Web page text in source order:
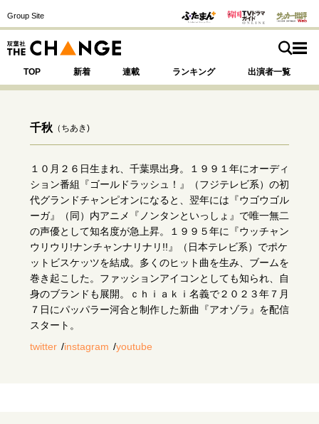
Group Site
TOP 新着 連載 ランキング 出演者一覧
注目の記事テーマで探す
サイトの核・哲学
運命を変えた出会い 決断の裏側
挫折からの再起
未知への挑戦
プロフェッショナルの矜持
表現者の葛藤
人生が動いた日 10代の挫折と原点
キャリア・働き方
セカンドキャリアの描き方
千秋 （ちあき)
１０月２６日生まれ、千葉県出身。１９９１年にオーディ
ション番組『ゴールドラッシュ！』（フジテレビ系）の初
代グランドチャンピオンになると、翌年には『ウゴウゴル
ーガ』（同）内アニメ『ノンタンといっしょ』で唯一無二
の声優として知名度が急上昇。１９９５年に『ウッチャン
ウリウリ!ナンチャンナリナリ!!』（日本テレビ系）でポケ
ットビスケッツを結成。多くのヒット曲を生み、ブームを
巻き起こした。ファッションアイコンとしても知られ、自
身のブランドも展開。ｃｈｉａｋｉ名義で２０２３年７月
７日にパッパラー河合と制作した新曲『アオゾラ』を配信
スタート。
twitter
instagram youtube